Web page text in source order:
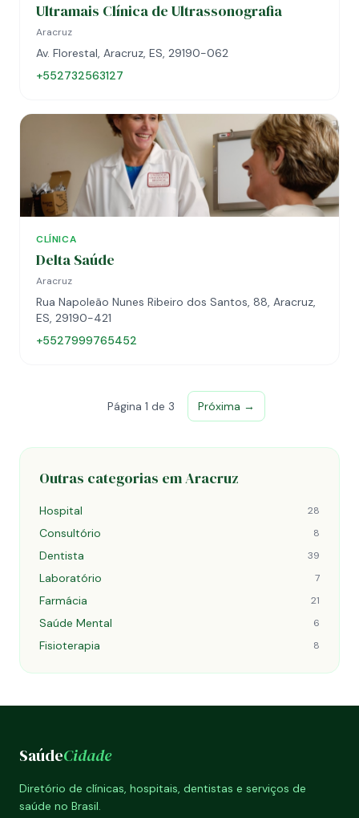
Ultramais Clínica de Ultrassonografia
Aracruz
Av. Florestal, Aracruz, ES, 29190-062
+552732563127
CLÍNICA
Delta Saúde
Aracruz
Rua Napoleão Nunes Ribeiro dos Santos, 88, Aracruz,
ES, 29190-421
+5527999765452
Página 1 de 3 Próxima →
Outras categorias em Aracruz
Hospital 28
Consultório 8
Dentista 39
Laboratório 7
Farmácia 21
Saúde Mental 6
Fisioterapia 8
SaúdeCidade
Diretório de clínicas, hospitais, dentistas e serviços de
saúde no Brasil.